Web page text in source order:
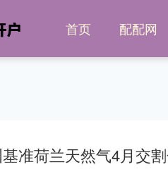
首页 配配网
准荷兰天然气4月交